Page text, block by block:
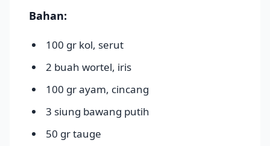
Bahan:
100 gr kol, serut
2 buah wortel, iris
100 gr ayam, cincang
3 siung bawang putih
50 gr tauge